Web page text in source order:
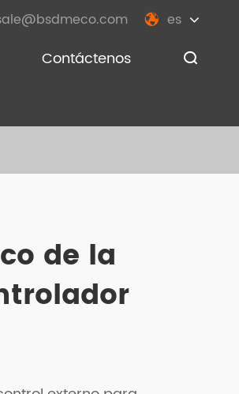
 es
Contáctenos 
de la